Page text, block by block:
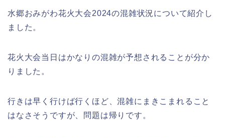
水郷おみがわ花火大会2024の混雑状況について紹介し
ました。
花火大会当日はかなりの混雑が予想されることが分か
りました。
行きは早く行けば行くほど、混雑にまきこまれること
はなさそうですが、問題は帰りです。